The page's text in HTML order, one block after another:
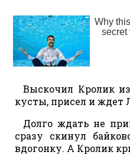
Выскочил Кролик
кусты, присел и ждет
Долго ждать не
сразу скинул
вдогонку. А Кролик